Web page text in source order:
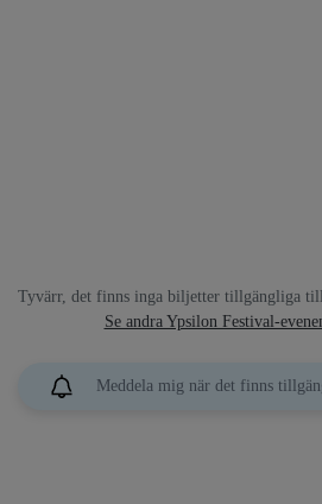
Tyvärr, det finns inga biljetter tillgängliga till
Se andra Ypsilon Festival-
Meddela mig när det finns